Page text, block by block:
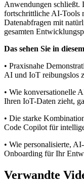
Anwendungen schließt.
fortschrittliche AI-Tools
Datenabfragen mit
gesamten
Das sehen Sie in
• Praxisnahe
AI und IoT reibungslos
• Wie konversationelle
Ihren IoT-Daten zieht,
• Die starke
Code Copilot für
• Wie personalisierte,
Onboarding für Ihr
Verwandte